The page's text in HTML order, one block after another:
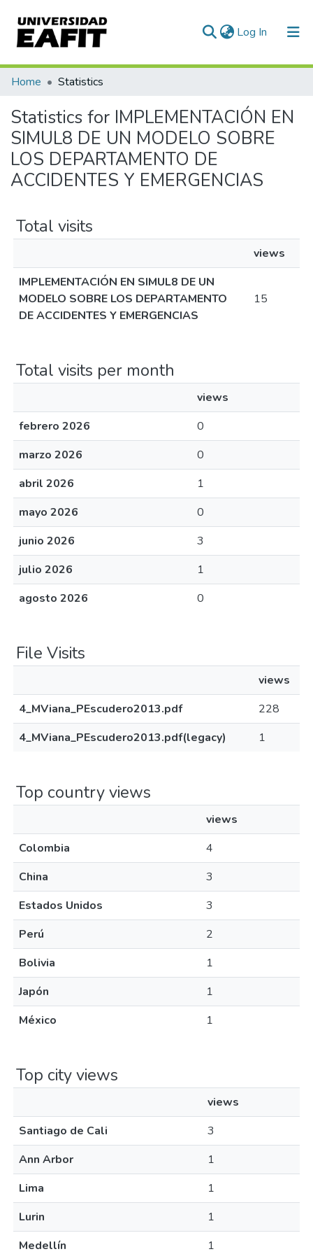
Log In (current)
Communities & Collections
All of DSpace
Home Statistics
Statistics for IMPLEMENTACIÓN EN
SIMUL8 DE UN MODELO SOBRE
LOS DEPARTAMENTO DE
ACCIDENTES Y EMERGENCIAS
Total visits
views
IMPLEMENTACIÓN EN SIMUL8 DE UN
MODELO SOBRE LOS DEPARTAMENTO
DE ACCIDENTES Y EMERGENCIAS
15
Total visits per month
views
febrero 2026
0
marzo 2026
0
abril 2026
1
mayo 2026
0
junio 2026
3
julio 2026
1
agosto 2026
0
File Visits
views
4_MViana_PEscudero2013.pdf
228
4_MViana_PEscudero2013.pdf(legacy)
1
Top country views
views
Colombia
4
China
3
Estados Unidos
3
Perú
2
Bolivia
1
Japón
1
México
1
Top city views
views
Santiago de Cali
3
Ann Arbor
1
Lima
1
Lurin
1
Medellín
1